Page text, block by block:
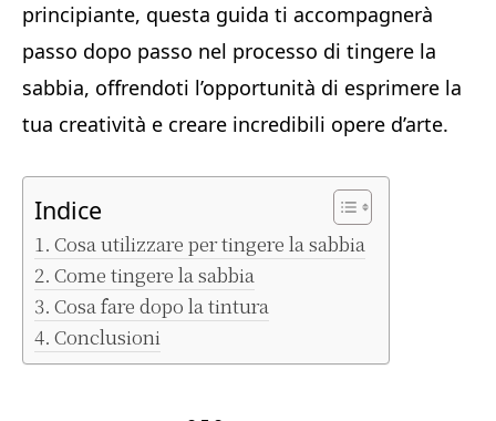
principiante, questa guida ti accompagnerà
passo dopo passo nel processo di tingere la
sabbia, offrendoti l’opportunità di esprimere la
tua creatività e creare incredibili opere d’arte.
Indice
Cosa utilizzare per tingere la sabbia
Come tingere la sabbia
Cosa fare dopo la tintura
Conclusioni